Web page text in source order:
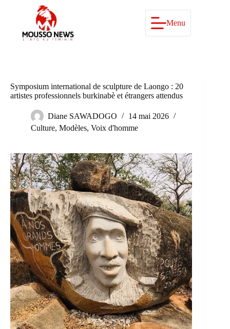
Menu
Symposium international de sculpture de Laongo : 20
artistes professionnels burkinabè et étrangers attendus
Diane SAWADOGO
14 mai 2026
Culture, Modèles, Voix d'homme